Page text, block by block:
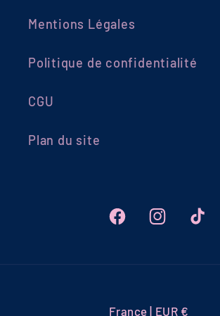
Mentions Légales
Politique de confidentialité
CGU
Plan du site
FacebookInstagramTikTok
France | EUR €